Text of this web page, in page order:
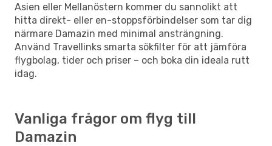
Asien eller Mellanöstern kommer du sannolikt att
hitta direkt- eller en-stoppsförbindelser som tar dig
närmare Damazin med minimal ansträngning.
Använd Travellinks smarta sökfilter för att jämföra
flygbolag, tider och priser – och boka din ideala rutt
idag.
Vanliga frågor om flyg till
Damazin